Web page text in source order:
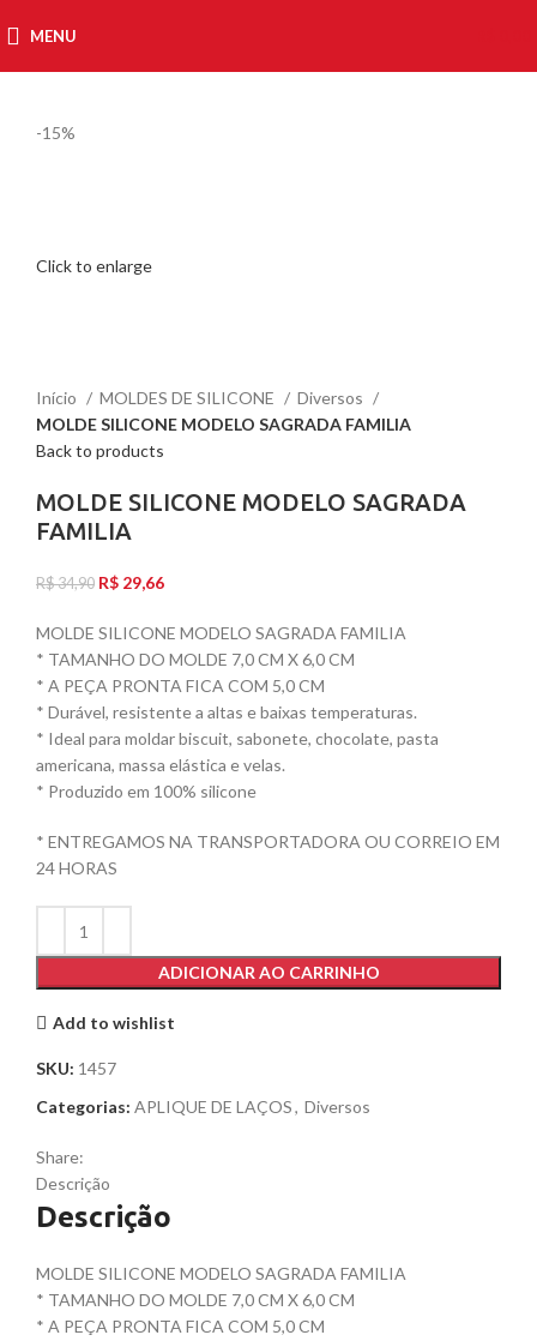
MENU
-15%
Click to enlarge
Início MOLDES DE SILICONE
Diversos
MOLDE SILICONE MODELO SAGRADA FAMILIA
Back to products
MOLDE SILICONE MODELO SAGRADA
FAMILIA
R$34,90 R$ 29,66
MOLDE SILICONE MODELO SAGRADA FAMILIA
* TAMANHO DO MOLDE 7,0 CM X 6,0 CM
* A PEÇA PRONTA FICA COM 5,0 CM
* Durável, resistente a altas e baixas temperaturas.
* Ideal para moldar biscuit, sabonete, chocolate, pasta
americana, massa elástica e velas.
* Produzido em 100% silicone
* ENTREGAMOS NA TRANSPORTADORA OU CORREIO EM
24 HORAS
ADICIONAR AO CARRINHO
Add to wishlist
SKU: 1457
Categorias: APLIQUE DE LAÇOS, Diversos
Share:
Descrição
Descrição
MOLDE SILICONE MODELO SAGRADA FAMILIA
* TAMANHO DO MOLDE 7,0 CM X 6,0 CM
* A PEÇA PRONTA FICA COM 5,0 CM